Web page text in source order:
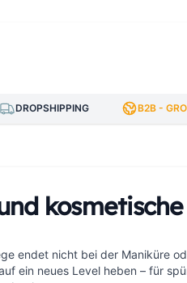
DROPSHIPPING B2B -
endet nicht bei der Maniküre
ein neues Level heben – für